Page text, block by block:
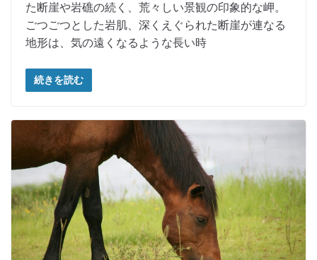
た断崖や岩礁の続く、荒々しい景観の印象的な岬。
ごつごつとした岩肌、深くえぐられた断崖が連なる
地形は、気の遠くなるような長い時
続きを読む